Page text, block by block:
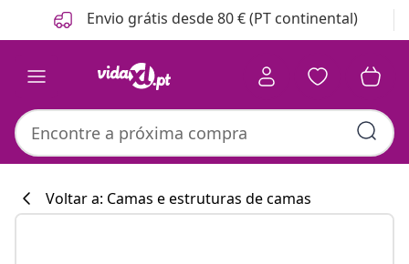
Anterior
Seguinte Envio grátis desde 80 € (PT continental)
Voltar a: Camas e estruturas de camas